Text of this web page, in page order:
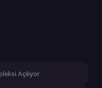
Açılıyor